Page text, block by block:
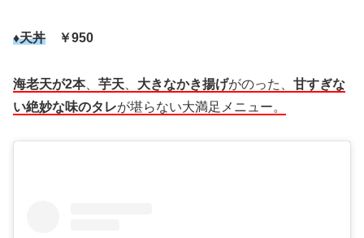
♦天丼 ￥950
海老天が2本、 芋天 大きなかき揚げがのった、 甘すぎな
い絶妙な味のタレが堪らない大満足メニュー。